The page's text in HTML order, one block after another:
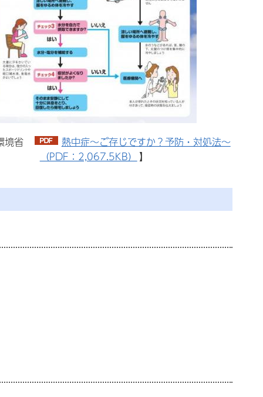
境省
熱中症～ご存じですか？予防・対処法～
（PDF：2,067.5KB） 】